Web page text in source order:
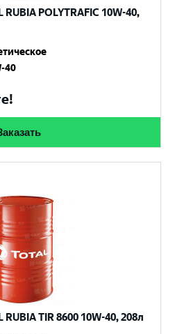
POLYTRAFIC 10W-40,
40
TIR 8600 10W-40, 208л